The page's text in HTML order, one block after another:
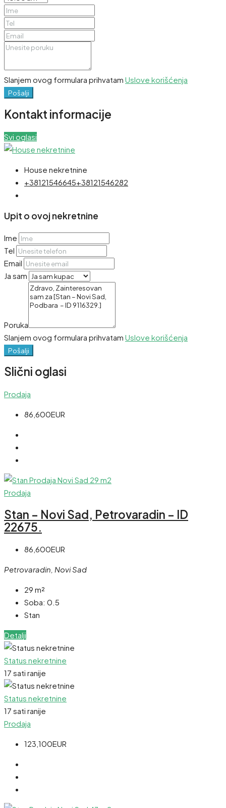
Slanjem ovog formulara prihvatam Uslove korišćenja
Pošalji
Kontakt informacije
Svi oglasi
House nekretnine
+38121546645+38121546282
Upit o ovoj nekretnine
Ime
Tel
Email
Ja sam
Poruka
Slanjem ovog formulara prihvatam Uslove korišćenja
Pošalji
Slični oglasi
Prodaja
86,600EUR
Prodaja
Stan – Novi Sad, Petrovaradin – ID
22675.
86,600EUR
Petrovaradin, Novi Sad
29 m²
Soba: 0.5
Stan
Detalji
Status nekretnine
17 sati ranije
Status nekretnine
17 sati ranije
Prodaja
123,100EUR